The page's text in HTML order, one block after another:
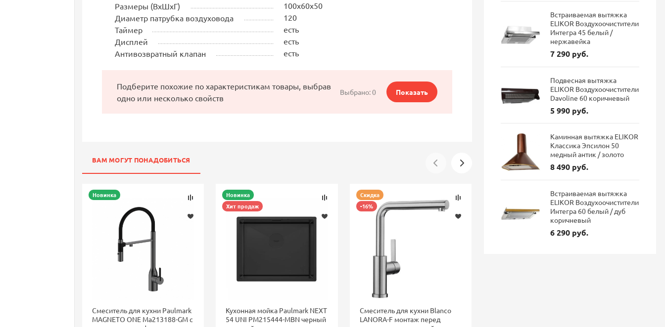
Размеры (ВхШхГ)
100х60х50
Диаметр патрубка воздуховода
120
Таймер
есть
Дисплей
есть
Антивозвратный клапан
есть
Подберите похожие по характеристикам товары, выбрав
одно или несколько свойств
Выбрано:0 Показать
ВАМ МОГУТ ПОНАДОБИТЬСЯ
Новинка
Смеситель для кухни Paulmark
MAGNETO ONE Ma213188-GM с
Новинка
Хит продаж
Кухонная мойка Paulmark NEXT
54 UNI PM215444-MBN черный
Скидка
-16%
Смеситель для кухни Blanco
LANORA-F монтаж перед
-16%
Встраиваемая вытяжка
ELIKOR Воздухоочистители
Интегра 45 белый /
нержавейка
7 290 руб.
Подвесная вытяжка
ELIKOR Воздухоочистители
Davoline 60 коричневый
5 990 руб.
Каминная вытяжка ELIKOR
Классика Эпсилон 50
медный антик / золото
8 490 руб.
Встраиваемая вытяжка
ELIKOR Воздухоочистители
Интегра 60 белый / дуб
коричневый
6 290 руб.